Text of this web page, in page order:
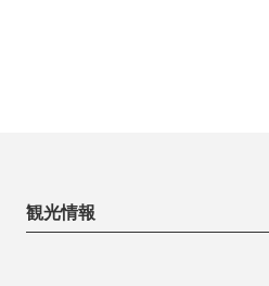
観光情報